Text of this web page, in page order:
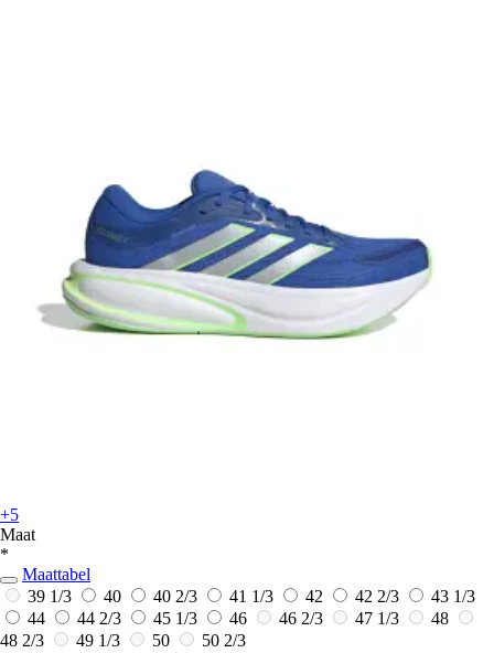
+5
Maat
*
Maattabel
39 1/3
40 40 2/3 41 1/3 42 42 2/3
43 1/3
44
44 2/3 45 1/3 46 46 2/3 47 1/3
48
48 2/3
49 1/3 50
50 2/3